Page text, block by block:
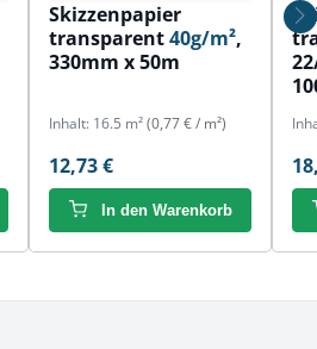
Skizzenpapier
transparent40g/m²,
330mm x 50m
Inhalt: 16.5 m²(0,77 € / m²)
12,73 €
In den Warenkorb